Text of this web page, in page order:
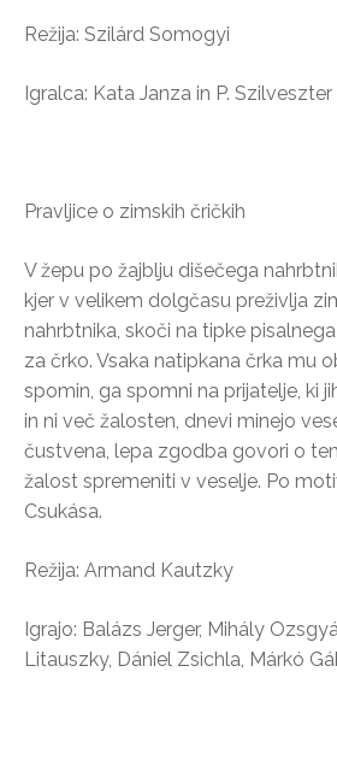
Režija: Szilárd Somogyi
Igralca: Kata Janza in P.
Pravljice o zimskih čričkih
V žepu po žajblju dišečega
kjer v velikem dolgčasu preživlja
nahrbtnika, skoči na tipke
za črko. Vsaka natipkana črka mu
spomin, ga spomni na prijatelje, ki
in ni več žalosten, dnevi minejo
čustvena, lepa zgodba govori o
žalost spremeniti v veselje. Po
Csukása.
Režija: Armand Kautzky
Igrajo: Balázs Jerger, Mihály
Litauszky, Dániel Zsichla, Márkó